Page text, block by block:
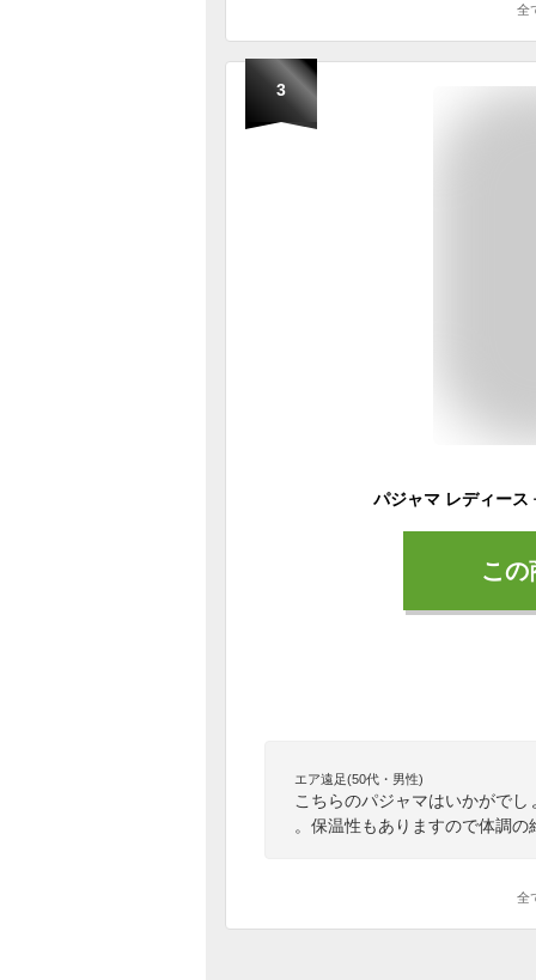
全
3
こ
エア遠足(50代・男性)
こちらのパジャマはいかがで
。保温性もありますので体調
全